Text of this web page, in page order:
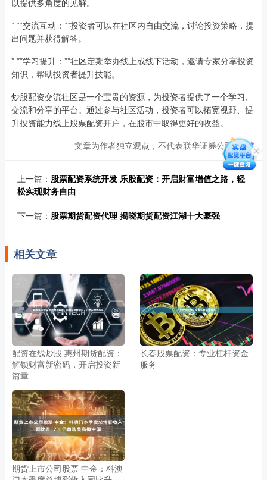
以提供多角度的见解。
* **交流互动：**投资者可以在社区内自由交流，讨论投资策略，提
出问题并获得解答。
* **学习提升：**社区定期举办线上或线下活动，邀请专家分享投资
知识，帮助投资者提升技能。
炒股配资交流社区是一个宝贵的资源，为投资者提供了一个学习、
交流和分享的平台。通过参与社区活动，投资者可以拓宽视野、提
升投资能力线上股票配资开户，在股市中取得更好的收益。
文章为作者独立观点，不代表联华证券公司观点
上一篇： 股票配资系统开发 乐股配资：开启财富增值之路，轻
松实现财务自由
下一篇： 股票期货配资代理 揭晓期货配资江湖十大豪强
相关文章
配资在线炒股 惠州期货配资：
解锁财富新密码，开启投资新
篇章
长春股票配资：专业杠杆资金
服务
期货上市公司股票 中金：料澳